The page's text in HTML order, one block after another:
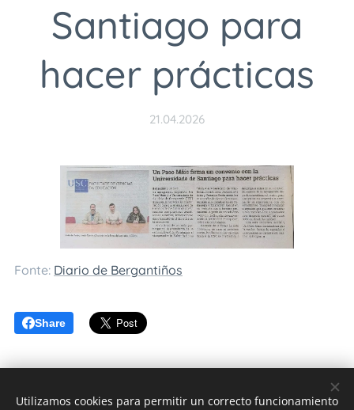
Santiago para
hacer prácticas
21.04.2026
Fonte: Diario de Bergantiños
Share
Utilizamos cookies para permitir un correcto funcionamiento